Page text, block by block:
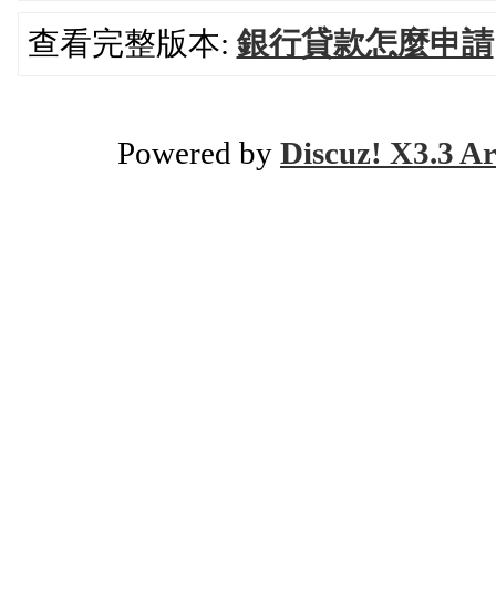
查看完整版本: 銀行貸款怎麼申請
Powered by Discuz! X3.3